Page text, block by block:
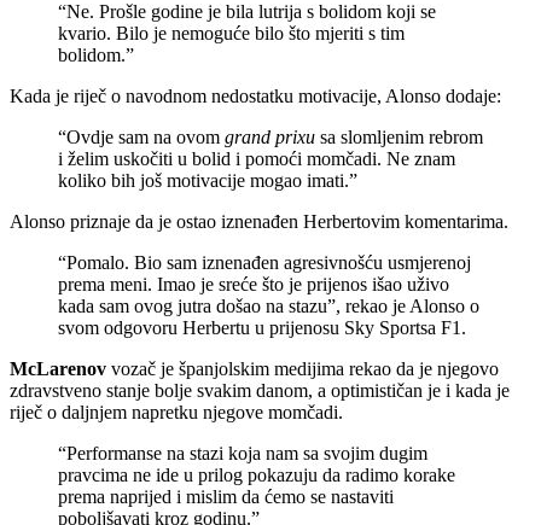
“Ne. Prošle godine je bila lutrija s bolidom koji se
kvario. Bilo je nemoguće bilo što mjeriti s tim
bolidom.”
Kada je riječ o navodnom nedostatku motivacije, Alonso dodaje:
“Ovdje sam na ovom grand prixu sa slomljenim rebrom
i želim uskočiti u bolid i pomoći momčadi. Ne znam
koliko bih još motivacije mogao imati.”
Alonso priznaje da je ostao iznenađen Herbertovim komentarima.
“Pomalo. Bio sam iznenađen agresivnošću usmjerenoj
prema meni. Imao je sreće što je prijenos išao uživo
kada sam ovog jutra došao na stazu”, rekao je Alonso o
svom odgovoru Herbertu u prijenosu Sky Sportsa F1.
McLarenov vozač je španjolskim medijima rekao da je njegovo
zdravstveno stanje bolje svakim danom, a optimističan je i kada je
riječ o daljnjem napretku njegove momčadi.
“Performanse na stazi koja nam sa svojim dugim
pravcima ne ide u prilog pokazuju da radimo korake
prema naprijed i mislim da ćemo se nastaviti
poboljšavati kroz godinu.”